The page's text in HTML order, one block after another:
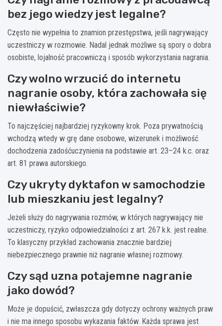
bez jego wiedzy jest legalne?
Często nie wypełnia to znamion przestępstwa, jeśli nagrywający
uczestniczy w rozmowie. Nadal jednak możliwe są spory o dobra
osobiste, lojalność pracowniczą i sposób wykorzystania nagrania.
Czy wolno wrzucić do internetu
nagranie osoby, która zachowała się
niewłaściwie?
To najczęściej najbardziej ryzykowny krok. Poza prywatnością
wchodzą wtedy w grę dane osobowe, wizerunek i możliwość
dochodzenia zadośćuczynienia na podstawie art. 23–24 k.c. oraz
art. 81 prawa autorskiego.
Czy ukryty dyktafon w samochodzie
lub mieszkaniu jest legalny?
Jeżeli służy do nagrywania rozmów, w których nagrywający nie
uczestniczy, ryzyko odpowiedzialności z art. 267 k.k. jest realne.
To klasyczny przykład zachowania znacznie bardziej
niebezpiecznego prawnie niż nagranie własnej rozmowy.
Czy sąd uzna potajemne nagranie
jako dowód?
Może je dopuścić, zwłaszcza gdy dotyczy ochrony ważnych praw
i nie ma innego sposobu wykazania faktów. Każda sprawa jest